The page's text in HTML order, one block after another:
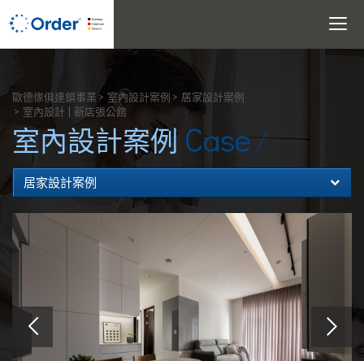
Toggle
歐德傢俱連鎖事業 室內設計案例
居家設計案例
室內設計 | 新店張公館
室內設計案例 Case
居家設計案例